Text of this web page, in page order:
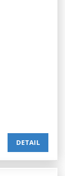
DETAIL